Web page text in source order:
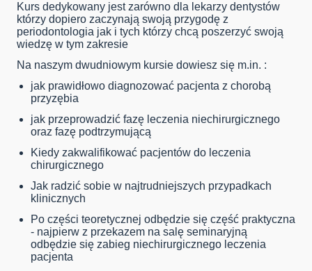
Kurs dedykowany jest zarówno dla lekarzy dentystów
którzy dopiero zaczynają swoją przygodę z
periodontologia jak i tych którzy chcą poszerzyć swoją
wiedzę w tym zakresie
Na naszym dwudniowym kursie dowiesz się m.in. :
jak prawidłowo diagnozować pacjenta z chorobą
przyzębia
jak przeprowadzić fazę leczenia niechirurgicznego
oraz fazę podtrzymującą
Kiedy zakwalifikować pacjentów do leczenia
chirurgicznego
Jak radzić sobie w najtrudniejszych przypadkach
klinicznych
Po części teoretycznej odbędzie się część praktyczna
- najpierw z przekazem na salę seminaryjną
odbędzie się zabieg niechirurgicznego leczenia
pacjenta